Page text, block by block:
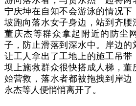
宁庆坤在自知不会游泳的情况
坡跑向落水女子身边，站到齐腰
董庆杰等群众拿起附近的防尘
子，防止滑落到深水中。岸边的
让工人拿出了工地上的施工吊
坝上施救群众很快搭成人梯，
始营救，落水者都被拖拽到岸
永杰等人便悄悄离开了。